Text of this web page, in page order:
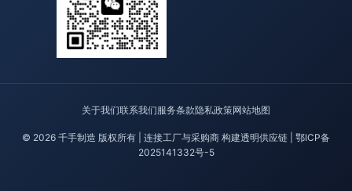
关于我们联系我们服务条款隐私政策网站地图
© 2026 千手制造 版权所有 | 连接工厂与采购商 构建透明供应链 | 鄂ICP备
2025141332号-5